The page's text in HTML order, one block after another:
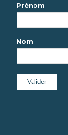
Prénom
Nom